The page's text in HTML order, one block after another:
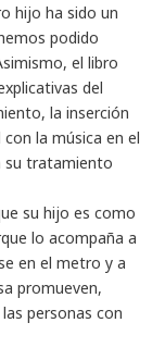
hijo ha sido un
podido
el libro
del
la inserción
la música en el
su tratamiento
su hijo es como
lo acompaña a
en el metro y a
promueven,
personas con